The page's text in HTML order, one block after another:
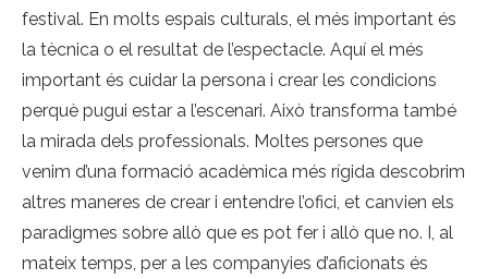
festival. En molts espais culturals, el més important és
la tècnica o el resultat de l’espectacle. Aquí el més
important és cuidar la persona i crear les condicions
perquè pugui estar a l’escenari. Això transforma també
la mirada dels professionals. Moltes persones que
venim d’una formació acadèmica més rígida descobrim
altres maneres de crear i entendre l’ofici, et canvien els
paradigmes sobre allò que es pot fer i allò que no. I, al
mateix temps, per a les companyies d’aficionats és